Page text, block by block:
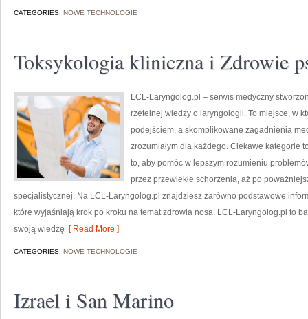
CATEGORIES: NOWE TECHNOLOGIE
Toksykologia kliniczna i Zdrowie
LCL-Laryngolog.pl – serwis medyczny
rzetelnej wiedzy o laryngologii. To miejsce, w
podejściem, a skomplikowane zagadnienia
zrozumiałym dla każdego. Ciekawe kategorie
to, aby pomóc w lepszym rozumieniu
przez przewlekłe schorzenia, aż po
specjalistycznej. Na LCL-Laryngolog.pl znajdziesz zarówno podstawowe
które wyjaśniają krok po kroku na temat zdrowia nosa. LCL-Laryngolog.pl to
swoją wiedzę [ Read More ]
CATEGORIES: NOWE TECHNOLOGIE
Izrael i San Marino